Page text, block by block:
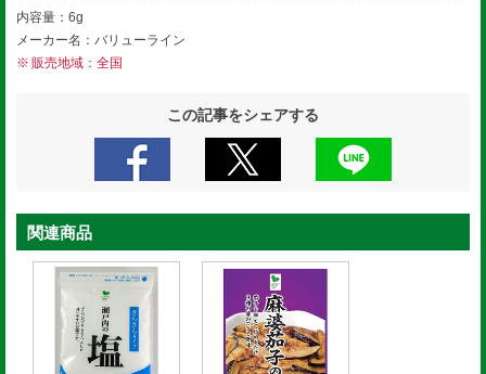
内容量：6g
メーカー名：バリューライン
販売地域：全国
この記事をシェアする
関連商品